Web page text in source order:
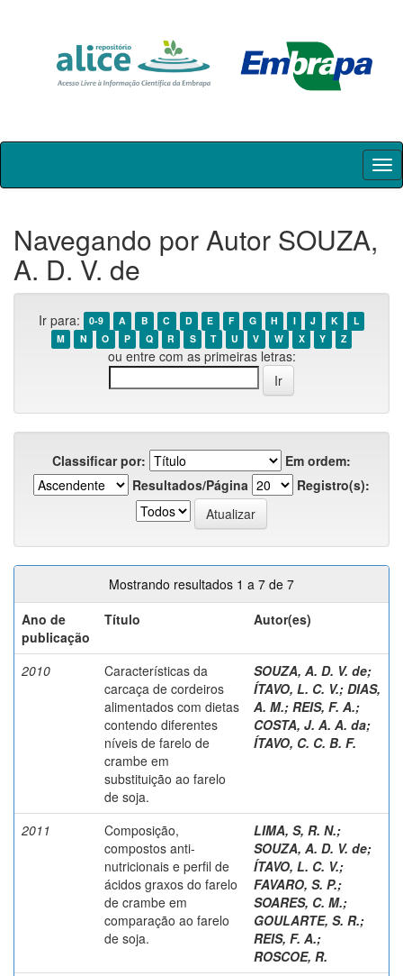
Skip
Navegando por Autor SOUZA,
A. D. V. de
Ir para: 0-9 A B C D E F G H I J K
L
M
N O P Q R S T U V W X Y Z
ou entre com as primeiras letras:
Classificar por:
Em ordem:
Resultados/Página
Registro(s):
Mostrando resultados 1 a 7 de 7
Ano de
publicação
Título Autor(es)
2010
Características da
carcaça de cordeiros
alimentados com dietas
contendo diferentes
níveis de farelo de
crambe em
substituição ao farelo
de soja.
SOUZA, A. D. V. de;
ÍTAVO, L. C. V.; DIAS,
A. M.; REIS, F. A.;
COSTA, J. A. A. da;
ÍTAVO, C. C. B. F.
2011
Composição,
compostos anti-
nutricionais e perfil de
ácidos graxos do farelo
de crambe em
comparação ao farelo
de soja.
LIMA, S, R. N.;
SOUZA, A. D. V. de;
ÍTAVO, L. C. V.;
FAVARO, S. P.;
SOARES, C. M.;
GOULARTE, S. R.;
REIS, F. A.;
ROSCOE, R.